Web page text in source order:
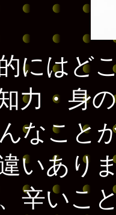
にはど
力・身
なこと
いあり
辛いこ